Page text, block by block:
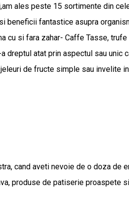
ales peste 15 sortimente din
beneficii fantastice asupra
cu si fara zahar- Caffe Tasse,
dreptul atat prin aspectul sau
de fructe simple sau invelite
cand aveti nevoie de o doza
produse de patiserie